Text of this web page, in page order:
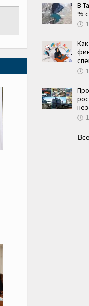
В
%
🕔
🕔
🕔